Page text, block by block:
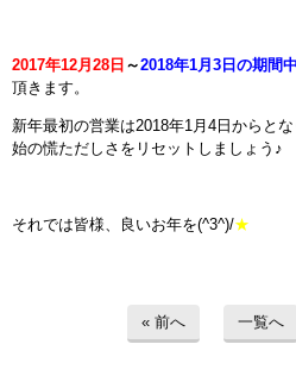
2017年12月28日 ～2018年1月3日の期間中
頂きます。
新年最初の営業は2018年1月4日からと
始の慌ただしさをリセットしましょう♪
それでは皆様、良いお年を(^3^)/★
« 前へ 一覧へ
セ
プ